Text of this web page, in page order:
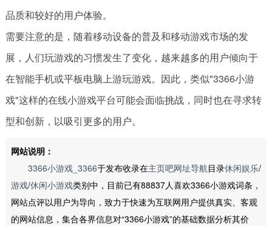
品质和较好的用户体验。
需要注意的是，随着移动设备的普及和移动游戏市场的发
展，人们玩游戏的习惯发生了变化，越来越多的用户倾向于
在智能手机或平板电脑上游玩游戏。因此，类似"3366小游
戏"这样的在线小游戏平台可能会面临挑战，同时也在寻求转
型和创新，以吸引更多的用户。
网站说明：
3366小游戏_3366于发布收录在主页吧网址导航目录休闲娱乐/
游戏/休闲小游戏类别中，目前已有88837人喜欢3366小游戏词条，
网站点评以用户为导向，致力于快速为互联网用户提供真实、客观
的网站信息，集合各界信息对“3366小游戏”的基础数据分析其价